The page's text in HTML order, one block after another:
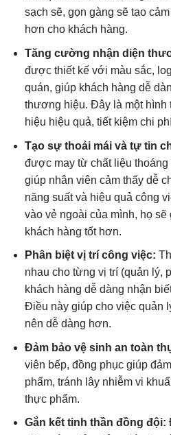
sạch sẽ, gọn gàng sẽ tạo
hơn cho khách hàng.
Tăng cường nhận diện
được thiết kế với màu sắc,
quán, giúp khách hàng dễ
thương hiệu. Đây là một hình
hiệu hiệu quả, tiết kiệm chi
Tạo sự thoải mái và tự tin
được may từ chất liệu thoáng
giúp nhân viên cảm thấy dễ
năng suất và hiệu quả công
vào vẻ ngoài của mình, họ sẽ
khách hàng tốt hơn.
Phân biệt vị trí công việc:
nhau cho từng vị trí (quản lý,
khách hàng dễ dàng nhận
Điều này giúp cho việc quản
nên dễ dàng hơn.
Đảm bảo vệ sinh an toàn
viên bếp, đồng phục giúp
phẩm, tránh lây nhiễm vi
thực phẩm.
Gắn kết tinh thần đồng đội: